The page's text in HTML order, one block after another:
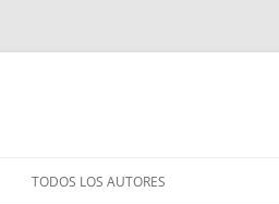
TODOS LOS AUTORES